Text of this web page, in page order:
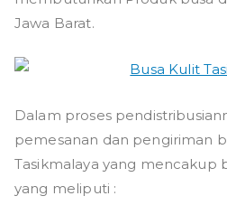
Jawa Barat.
Dalam proses
pemesanan dan pengiriman
Tasikmalaya yang mencakup
yang meliputi :